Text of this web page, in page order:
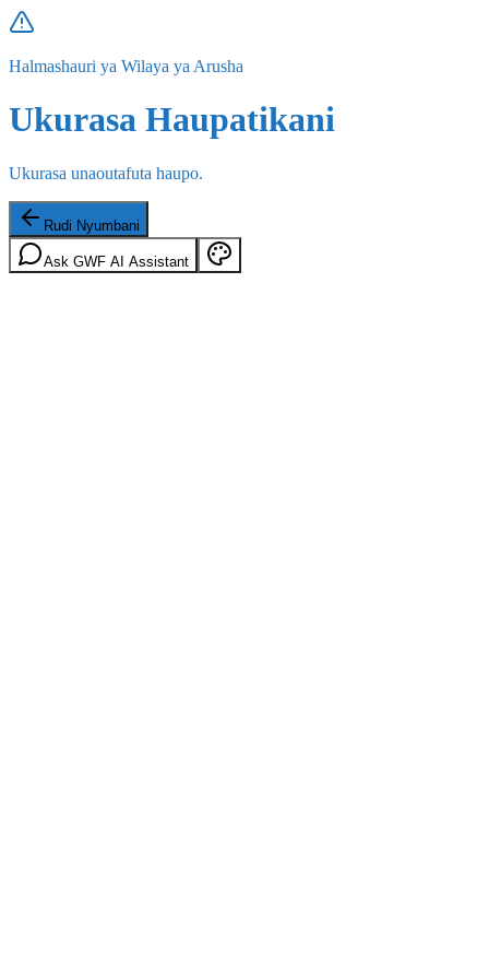
Halmashauri ya Wilaya ya Arusha
Ukurasa Haupatikani
Ukurasa unaoutafuta haupo.
Rudi Nyumbani
Ask GWF AI Assistant